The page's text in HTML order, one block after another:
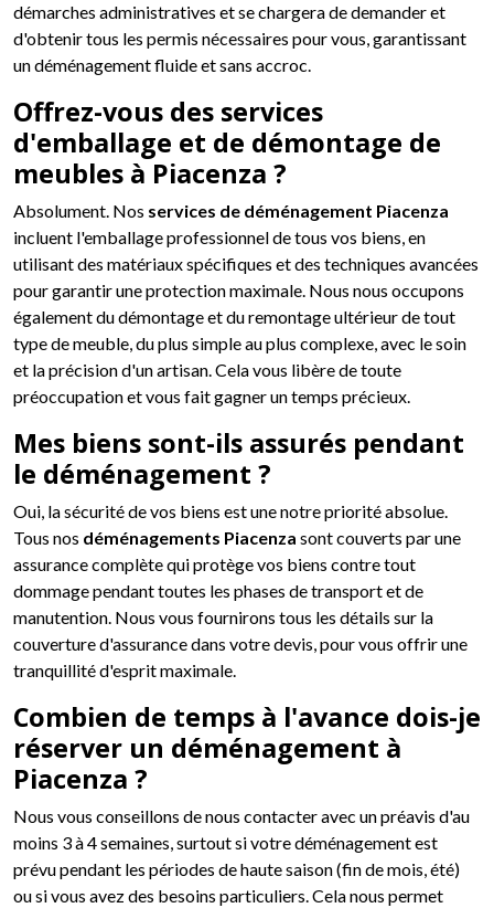
démarches administratives et se chargera de demander et
d'obtenir tous les permis nécessaires pour vous, garantissant
un déménagement fluide et sans accroc.
Offrez-vous des services
d'emballage et de démontage de
meubles à Piacenza ?
Absolument. Nos services de déménagement Piacenza
incluent l'emballage professionnel de tous vos biens, en
utilisant des matériaux spécifiques et des techniques avancées
pour garantir une protection maximale. Nous nous occupons
également du démontage et du remontage ultérieur de tout
type de meuble, du plus simple au plus complexe, avec le soin
et la précision d'un artisan. Cela vous libère de toute
préoccupation et vous fait gagner un temps précieux.
Mes biens sont-ils assurés pendant
le déménagement ?
Oui, la sécurité de vos biens est une notre priorité absolue.
Tous nos déménagements Piacenza sont couverts par une
assurance complète qui protège vos biens contre tout
dommage pendant toutes les phases de transport et de
manutention. Nous vous fournirons tous les détails sur la
couverture d'assurance dans votre devis, pour vous offrir une
tranquillité d'esprit maximale.
Combien de temps à l'avance dois-je
réserver un déménagement à
Piacenza ?
Nous vous conseillons de nous contacter avec un préavis d'au
moins 3 à 4 semaines, surtout si votre déménagement est
prévu pendant les périodes de haute saison (fin de mois, été)
ou si vous avez des besoins particuliers. Cela nous permet